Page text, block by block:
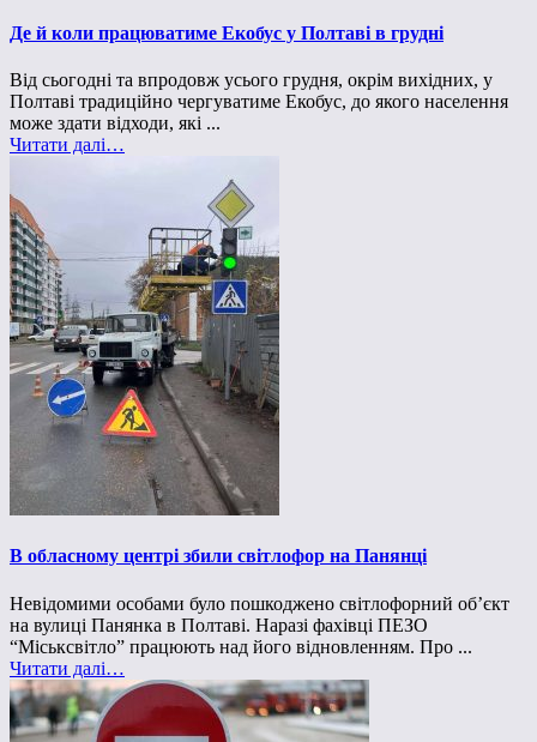
Де й коли працюватиме Екобус у Полтаві в грудні
Від сьогодні та впродовж усього грудня, окрім вихідних, у
Полтаві традиційно чергуватиме Екобус, до якого населення
може здати відходи, які ...
Читати далі…
В обласному центрі збили світлофор на Панянці
Невідомими особами було пошкоджено світлофорний об’єкт
на вулиці Панянка в Полтаві. Наразі фахівці ПЕЗО
“Міськсвітло” працюють над його відновленням. Про ...
Читати далі…